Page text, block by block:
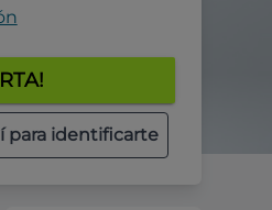
para identificarte